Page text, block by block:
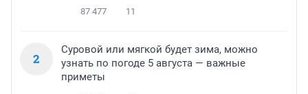
87 477 11
2
Суровой или мягкой будет зима, можно
узнать по погоде 5 августа — важные
приметы